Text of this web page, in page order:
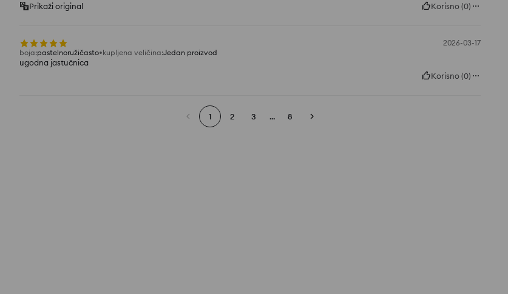
Prikaži original Korisno(0)
2026-03-17
boja:pastelnoružičasto kupljena veličina:Jedan proizvod
ugodna jastučnica
Korisno(0)
1 2 3 ... 8